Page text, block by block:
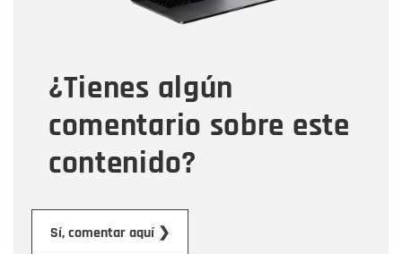
¿Tienes algún
comentario sobre este
contenido?
Sí, comentar aquí ❯
Tipo de comentario
Mensaje